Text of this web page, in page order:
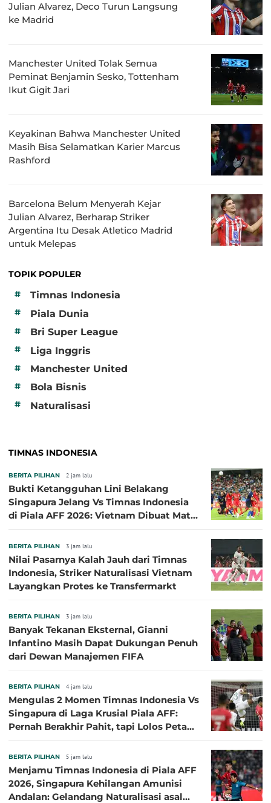
Julian Alvarez, Deco Turun Langsung
ke Madrid
Manchester United Tolak Semua
Peminat Benjamin Sesko, Tottenham
Ikut Gigit Jari
Keyakinan Bahwa Manchester United
Masih Bisa Selamatkan Karier Marcus
Rashford
Barcelona Belum Menyerah Kejar
Julian Alvarez, Berharap Striker
Argentina Itu Desak Atletico Madrid
untuk Melepas
TOPIK POPULER
#
Timnas Indonesia
# Piala Dunia
# Bri Super League
# Liga Inggris
# Manchester United
# Bola Bisnis
# Naturalisasi
TIMNAS INDONESIA
BERITA PILIHAN 2 jam lalu
Bukti Ketangguhan Lini Belakang
Singapura Jelang Vs Timnas Indonesia
di Piala AFF 2026: Vietnam Dibuat Mati
BERITA PILIHAN 3 jam lalu
Nilai Pasarnya Kalah Jauh dari Timnas
Indonesia, Striker Naturalisasi Vietnam
Layangkan Protes ke Transfermarkt
BERITA PILIHAN 3 jam lalu
Banyak Tekanan Eksternal, Gianni
Infantino Masih Dapat Dukungan Penuh
dari Dewan Manajemen FIFA
BERITA PILIHAN 4 jam lalu
Mengulas 2 Momen Timnas Indonesia Vs
Singapura di Laga Krusial Piala AFF:
Pernah Berakhir Pahit, tapi Lolos Petaka
BERITA PILIHAN 5 jam lalu
Menjamu Timnas Indonesia di Piala AFF
2026, Singapura Kehilangan Amunisi
Andalan: Gelandang Naturalisasi asal